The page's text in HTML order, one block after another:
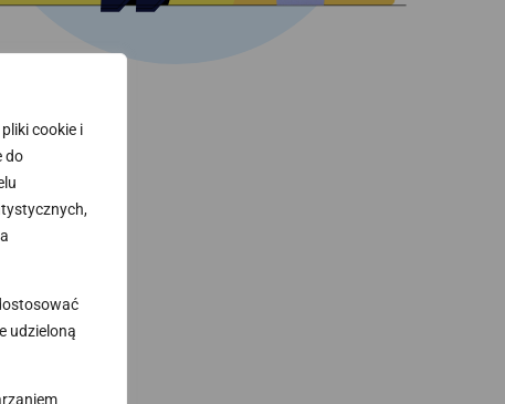
cookie i
do
udzieloną